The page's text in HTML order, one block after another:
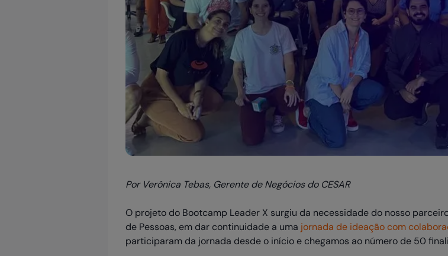
Por Verônica Tebas, Gerente de Negócios do CESAR
O projeto do Bootcamp Leader X surgiu da necessidade do nosso
de Pessoas, em dar continuidade a uma jornada de ideação com
participaram da jornada desde o início e chegamos ao número de 50